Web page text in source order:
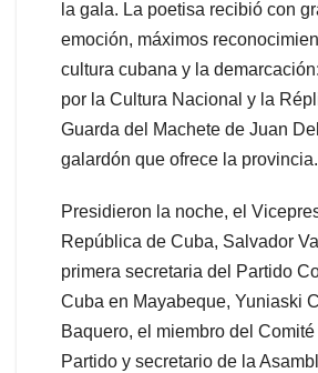
la gala. La poetisa recibió con
emoción, máximos
cultura cubana y la
por la Cultura Nacional y la
Guarda del Machete de Juan
galardón que ofrece la provincia.
Presidieron la noche, el
República de Cuba, Salvador
primera secretaria del Partido
Cuba en Mayabeque, Yuniaski
Baquero, el miembro del Comité
Partido y secretario de la